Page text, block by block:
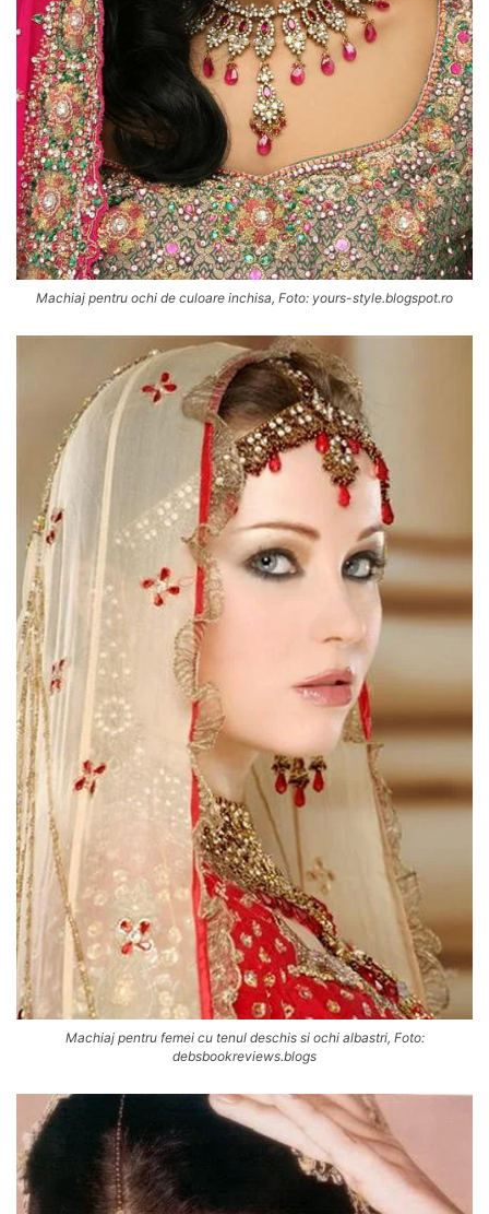
Machiaj pentru ochi de culoare inchisa, Foto: yours-style.blogspot.ro
Machiaj pentru femei cu tenul deschis si ochi albastri, Foto:
debsbookreviews.blogs